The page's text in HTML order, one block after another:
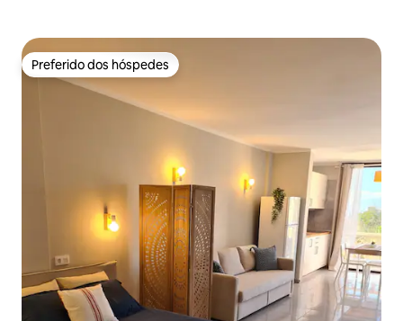
Preferido dos hóspedes
Preferido dos hóspedes